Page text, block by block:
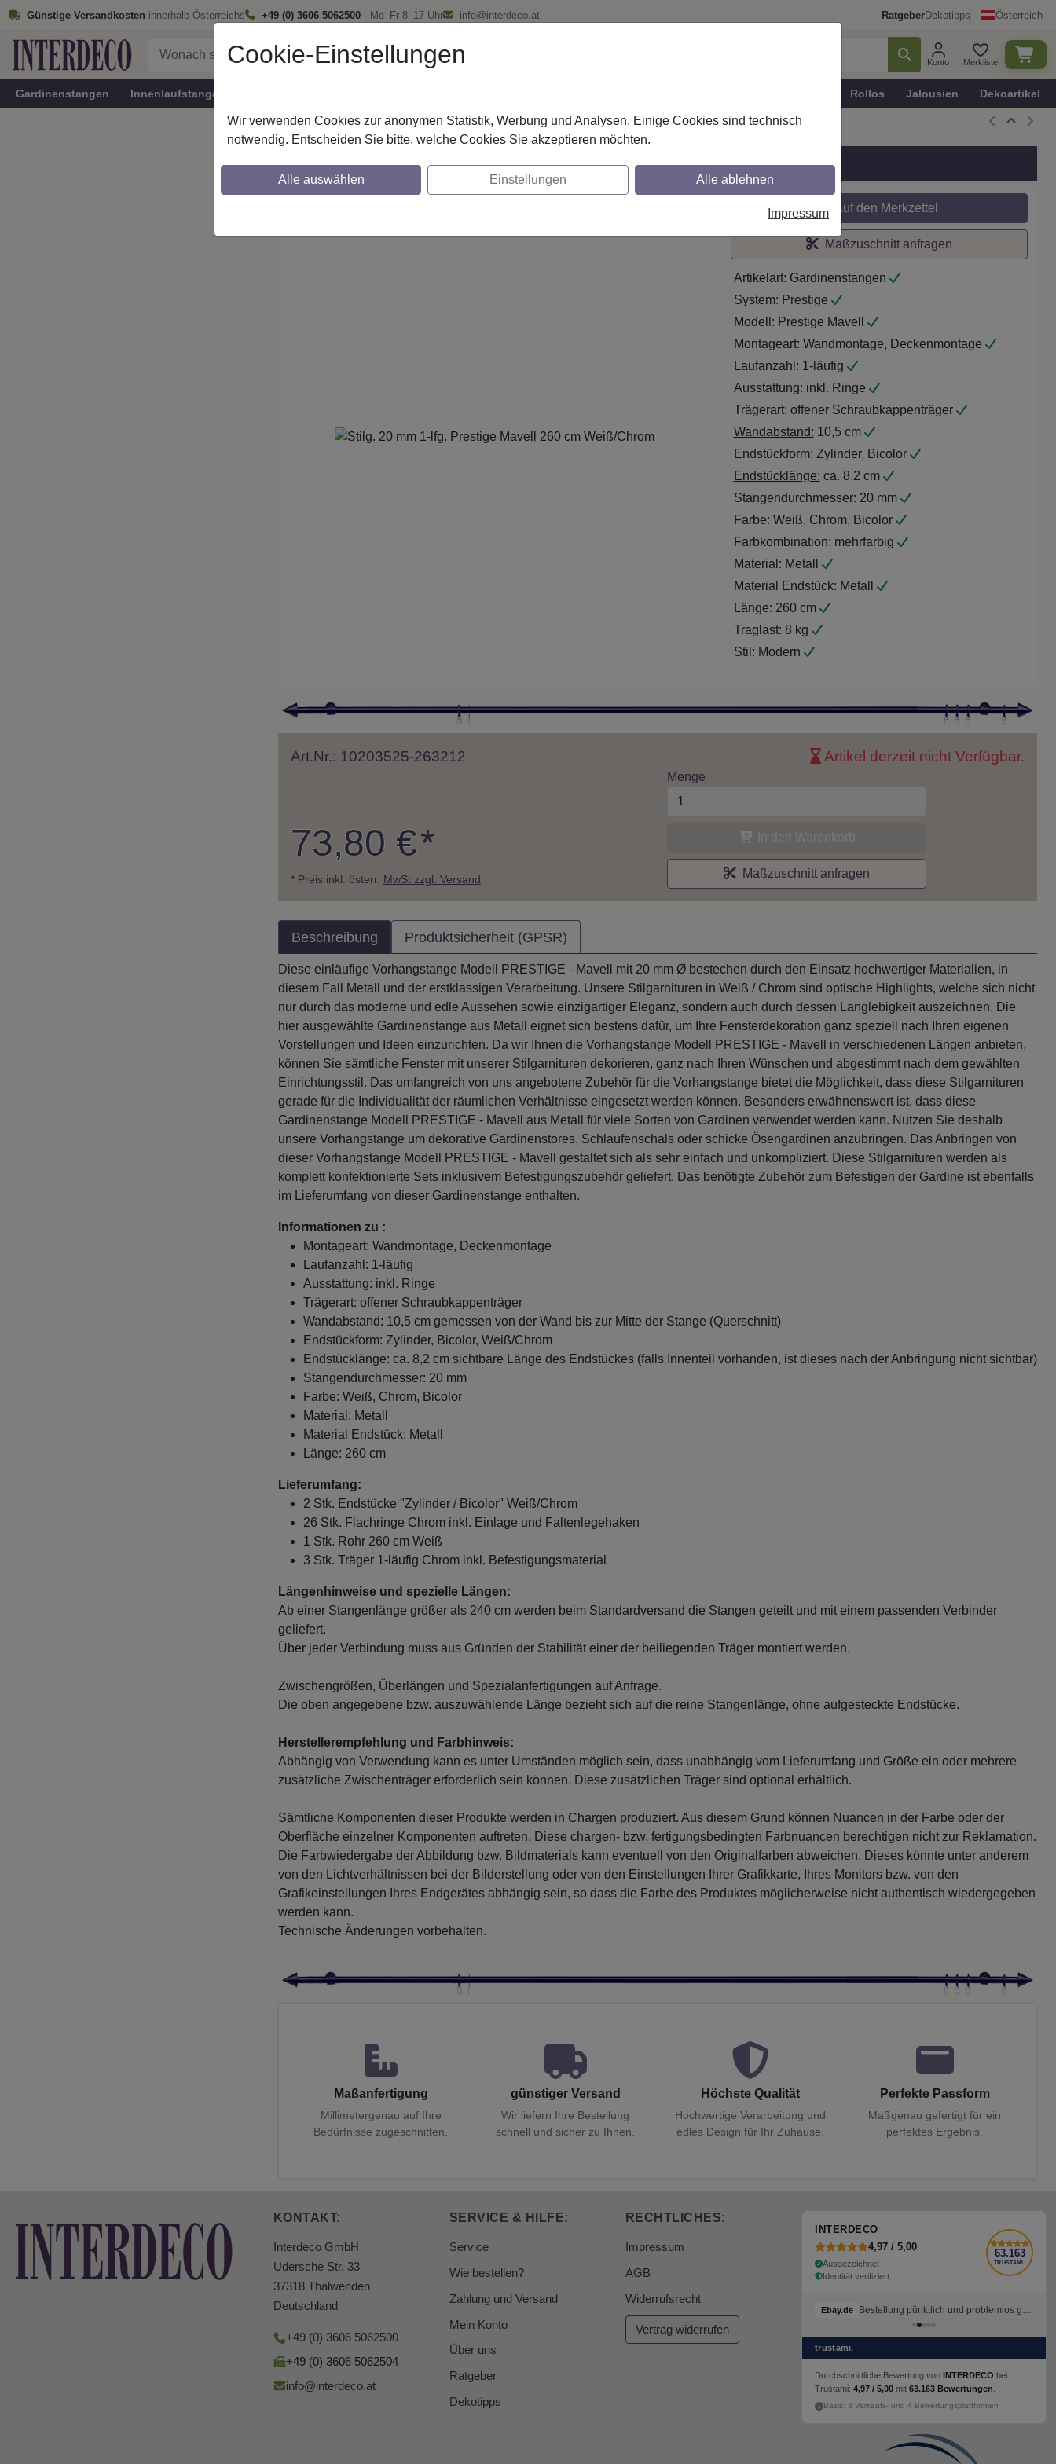
Günstige Versandkosten innerhalb Österreichs +49 (0) 3606 5062500 · Mo–Fr 8–17 Uhr info@interdeco.at RatgeberDekotipps Österreich
Konto Merkliste
Gardinenstangen Innenlaufstangen Rollos Jalousien Dekoartikel
Stilg. 20 mm 1-lfg. Prestige Mavell 260 cm Weiß/Chrom
Maßzuschnitt möglich
Auf den Merkzettel
Maßzuschnitt anfragen
Artikelart: Gardinenstangen
System: Prestige
Modell: Prestige Mavell
Montageart: Wandmontage, Deckenmontage
Laufanzahl: 1-läufig
Ausstattung: inkl. Ringe
Trägerart: offener Schraubkappenträger
Wandabstand: 10,5 cm
Endstückform: Zylinder, Bicolor
Endstücklänge: ca. 8,2 cm
Stangendurchmesser: 20 mm
Farbe: Weiß, Chrom, Bicolor
Farbkombination: mehrfarbig
Material: Metall
Material Endstück: Metall
Länge: 260 cm
Traglast: 8 kg
Stil: Modern
Art.Nr.: 10203525-263212 Artikel derzeit nicht Verfügbar.
73,80 €*
* Preis inkl. österr. MwSt zzgl. Versand
Menge
Maßzuschnitt anfragen
Beschreibung Produktsicherheit (GPSR)
Diese einläufige Vorhangstange Modell PRESTIGE - Mavell mit 20 mm Ø bestechen durch den Einsatz hochwertiger Materialien, in
diesem Fall Metall und der erstklassigen Verarbeitung. Unsere Stilgarnituren in Weiß / Chrom sind optische Highlights, welche sich nicht
nur durch das moderne und edle Aussehen sowie einzigartiger Eleganz, sondern auch durch dessen Langlebigkeit auszeichnen. Die
hier ausgewählte Gardinenstange aus Metall eignet sich bestens dafür, um Ihre Fensterdekoration ganz speziell nach Ihren eigenen
Vorstellungen und Ideen einzurichten. Da wir Ihnen die Vorhangstange Modell PRESTIGE - Mavell in verschiedenen Längen anbieten,
können Sie sämtliche Fenster mit unserer Stilgarnituren dekorieren, ganz nach Ihren Wünschen und abgestimmt nach dem gewählten
Einrichtungsstil. Das umfangreich von uns angebotene Zubehör für die Vorhangstange bietet die Möglichkeit, dass diese Stilgarnituren
gerade für die Individualität der räumlichen Verhältnisse eingesetzt werden können. Besonders erwähnenswert ist, dass diese
Gardinenstange Modell PRESTIGE - Mavell aus Metall für viele Sorten von Gardinen verwendet werden kann. Nutzen Sie deshalb
unsere Vorhangstange um dekorative Gardinenstores, Schlaufenschals oder schicke Ösengardinen anzubringen. Das Anbringen von
dieser Vorhangstange Modell PRESTIGE - Mavell gestaltet sich als sehr einfach und unkompliziert. Diese Stilgarnituren werden als
komplett konfektionierte Sets inklusivem Befestigungszubehör geliefert. Das benötigte Zubehör zum Befestigen der Gardine ist ebenfalls
im Lieferumfang von dieser Gardinenstange enthalten.
Informationen zu :
Montageart: Wandmontage, Deckenmontage
Laufanzahl: 1-läufig
Ausstattung: inkl. Ringe
Trägerart: offener Schraubkappenträger
Wandabstand: 10,5 cm gemessen von der Wand bis zur Mitte der Stange (Querschnitt)
Endstückform: Zylinder, Bicolor, Weiß/Chrom
Endstücklänge: ca. 8,2 cm sichtbare Länge des Endstückes (falls Innenteil vorhanden, ist dieses nach der Anbringung nicht sichtbar)
Stangendurchmesser: 20 mm
Farbe: Weiß, Chrom, Bicolor
Material: Metall
Material Endstück: Metall
Länge: 260 cm
Lieferumfang:
2 Stk. Endstücke "Zylinder / Bicolor" Weiß/Chrom
26 Stk. Flachringe Chrom inkl. Einlage und Faltenlegehaken
1 Stk. Rohr 260 cm Weiß
3 Stk. Träger 1-läufig Chrom inkl. Befestigungsmaterial
Längenhinweise und spezielle Längen:
Ab einer Stangenlänge größer als 240 cm werden beim Standardversand die Stangen geteilt und mit einem passenden Verbinder
geliefert.
Über jeder Verbindung muss aus Gründen der Stabilität einer der beiliegenden Träger montiert werden.
Zwischengrößen, Überlängen und Spezialanfertigungen auf Anfrage.
Die oben angegebene bzw. auszuwählende Länge bezieht sich auf die reine Stangenlänge, ohne aufgesteckte Endstücke.
Herstellerempfehlung und Farbhinweis:
Abhängig von Verwendung kann es unter Umständen möglich sein, dass unabhängig vom Lieferumfang und Größe ein oder mehrere
zusätzliche Zwischenträger erforderlich sein können. Diese zusätzlichen Träger sind optional erhältlich.
Sämtliche Komponenten dieser Produkte werden in Chargen produziert. Aus diesem Grund können Nuancen in der Farbe oder der
Oberfläche einzelner Komponenten auftreten. Diese chargen- bzw. fertigungsbedingten Farbnuancen berechtigen nicht zur Reklamation.
Die Farbwiedergabe der Abbildung bzw. Bildmaterials kann eventuell von den Originalfarben abweichen. Dieses könnte unter anderem
von den Lichtverhältnissen bei der Bilderstellung oder von den Einstellungen Ihrer Grafikkarte, Ihres Monitors bzw. von den
Grafikeinstellungen Ihres Endgerätes abhängig sein, so dass die Farbe des Produktes möglicherweise nicht authentisch wiedergegeben
werden kann.
Technische Änderungen vorbehalten.
Maßanfertigung
Millimetergenau auf Ihre
Bedürfnisse zugeschnitten.
günstiger Versand
Wir liefern Ihre Bestellung
schnell und sicher zu Ihnen.
Höchste Qualität
Hochwertige Verarbeitung und
edles Design für Ihr Zuhause.
Perfekte Passform
Maßgenau gefertigt für ein
perfektes Ergebnis.
KONTAKT:
Interdeco GmbH
Udersche Str. 33
37318 Thalwenden
Deutschland
+49 (0) 3606 5062500
+49 (0) 3606 5062504
info@interdeco.at
SERVICE & HILFE:
Service
Wie bestellen?
Zahlung und Versand
Mein Konto
Über uns
Ratgeber
Dekotipps
RECHTLICHES:
Impressum
AGB
Widerrufsrecht
Vertrag widerrufen
INTERDECO
4,97 / 5,00
Ausgezeichnet
Identität verifiziert
63.163
TRUSTAMI.
Ebay.de Bestellung pünktlich und problemlos geliefert
trustami.
Durchschnittliche Bewertung von INTERDECO bei
Trustami: 4,97 / 5,00 mit 63.163 Bewertungen
Basis: 3 Verkaufs- und 4 Bewertungsplattformen
Cookie-Einstellungen
Wir verwenden Cookies zur anonymen Statistik, Werbung und Analysen. Einige Cookies sind technisch
notwendig. Entscheiden Sie bitte, welche Cookies Sie akzeptieren möchten.
Alle auswählen Einstellungen Alle ablehnen
Impressum